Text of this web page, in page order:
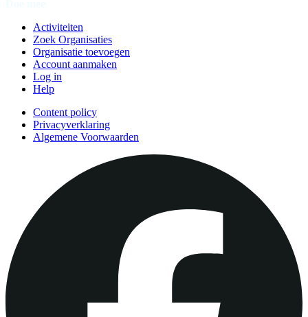
Activiteiten
Zoek Organisaties
Organisatie toevoegen
Account aanmaken
Log in
Help
Content policy
Privacyverklaring
Algemene Voorwaarden